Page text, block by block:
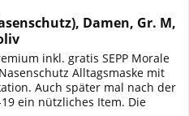
Damen, Gr. M,
inkl. gratis SEPP Morale
Alltagsmaske mit
Auch später mal nach der
ein nützliches Item. Die